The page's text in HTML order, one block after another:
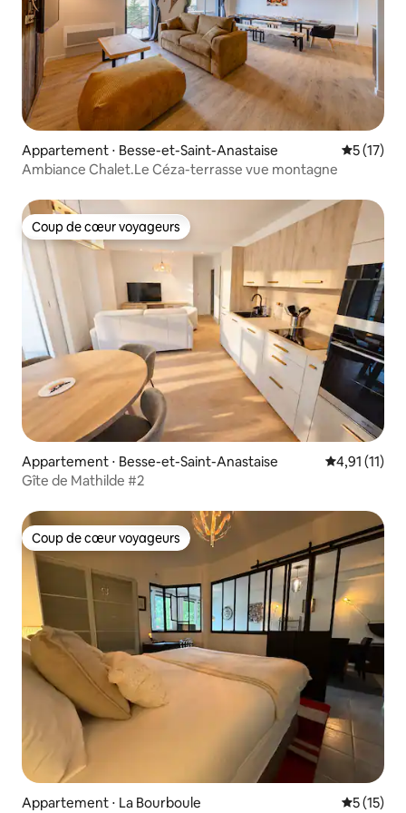
Appartement ⋅ Besse-et-Saint-Anastaise
5 (17)
Ambiance Chalet.Le Céza-terrasse vue montagne
Coup de cœur voyageurs
Coup de cœur voyageurs
Appartement ⋅ Besse-et-Saint-Anastaise Évaluation
4,91 (11)
Gîte de Mathilde #2
Coup de cœur voyageurs
Coup de cœur voyageurs
Appartement ⋅ La Bourboule
5 (15)